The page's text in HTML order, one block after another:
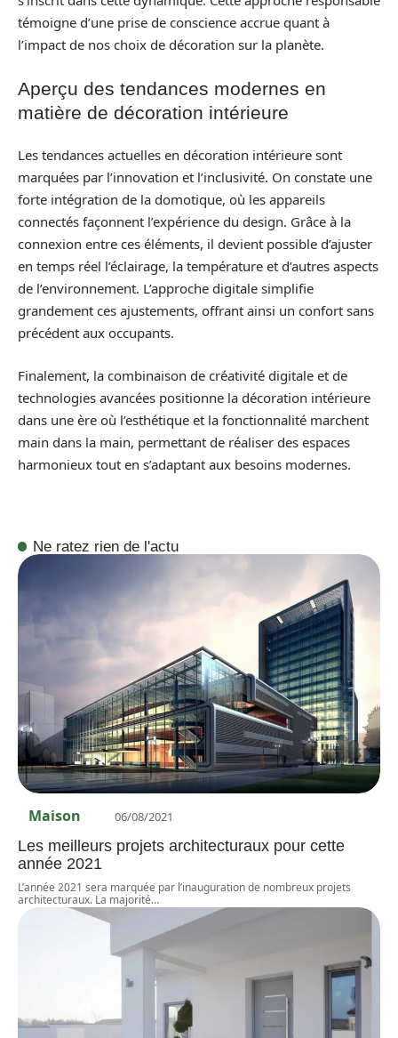
témoigne d’une prise de conscience accrue quant à
l’impact de nos choix de décoration sur la planète.
Aperçu des tendances modernes en
matière de décoration intérieure
Les tendances actuelles en décoration intérieure sont
marquées par l’innovation et l’inclusivité. On constate une
forte intégration de la domotique, où les appareils
connectés façonnent l’expérience du design. Grâce à la
connexion entre ces éléments, il devient possible d’ajuster
en temps réel l’éclairage, la température et d’autres aspects
de l’environnement. L’approche digitale simplifie
grandement ces ajustements, offrant ainsi un confort sans
précédent aux occupants.
Finalement, la combinaison de créativité digitale et de
technologies avancées positionne la décoration intérieure
dans une ère où l’esthétique et la fonctionnalité marchent
main dans la main, permettant de réaliser des espaces
harmonieux tout en s’adaptant aux besoins modernes.
Ne ratez rien de l'actu
Maison 06/08/2021
Les meilleurs projets architecturaux pour cette
année 2021
L’année 2021 sera marquée par l’inauguration de nombreux projets
architecturaux. La majorité…